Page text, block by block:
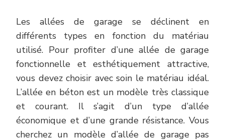
Les allées de garage se déclinent en
différents types en fonction du matériau
utilisé. Pour profiter d’une allée de garage
fonctionnelle et esthétiquement attractive,
vous devez choisir avec soin le matériau idéal.
L’allée en béton est un modèle très classique
et courant. Il s’agit d’un type d’allée
économique et d’une grande résistance. Vous
cherchez un modèle d’allée de garage pas